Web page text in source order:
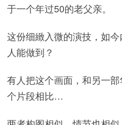
于一个年过50的老父亲。
这份细緻入微的演技，如
人能做到？
有人把这个画面，和另一
个片段相比…